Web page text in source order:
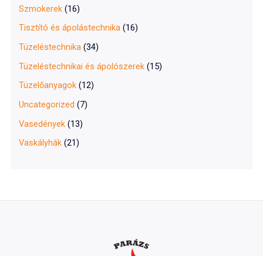
Szmokerek (16)
Tisztító és ápolástechnika (16)
Tüzeléstechnika (34)
Tüzeléstechnikai és ápolószerek (15)
Tüzelőanyagok (12)
Uncategorized (7)
Vasedények (13)
Vaskályhák (21)